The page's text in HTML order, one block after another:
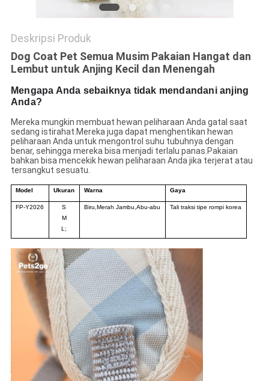
Deskripsi Produk
Dog Coat Pet Semua Musim Pakaian Hangat dan
Lembut untuk Anjing Kecil dan Menengah
Mengapa Anda sebaiknya tidak mendandani anjing
Anda?
Mereka mungkin membuat hewan peliharaan Anda gatal saat
sedang istirahat.Mereka juga dapat menghentikan hewan
peliharaan Anda untuk mengontrol suhu tubuhnya dengan
benar, sehingga mereka bisa menjadi terlalu panas.Pakaian
bahkan bisa mencekik hewan peliharaan Anda jika terjerat atau
tersangkut sesuatu.
Model Ukuran Warna Gaya
FP-Y2026
S
M
L;
Biru,Merah Jambu,Abu-abu Tali traksi tipe rompi korea